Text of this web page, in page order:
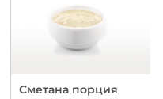
Сметана порция